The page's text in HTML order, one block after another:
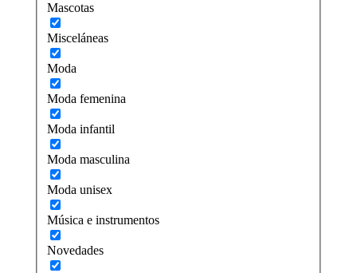
Mascotas
Misceláneas
Moda
Moda femenina
Moda infantil
Moda masculina
Moda unisex
Música e instrumentos
Novedades